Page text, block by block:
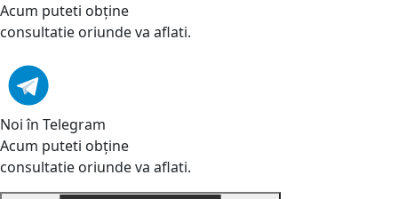
Acum puteti obține
consultatie oriunde va aflati.
Noi în Telegram
Acum puteti obține
consultatie oriunde va aflati.